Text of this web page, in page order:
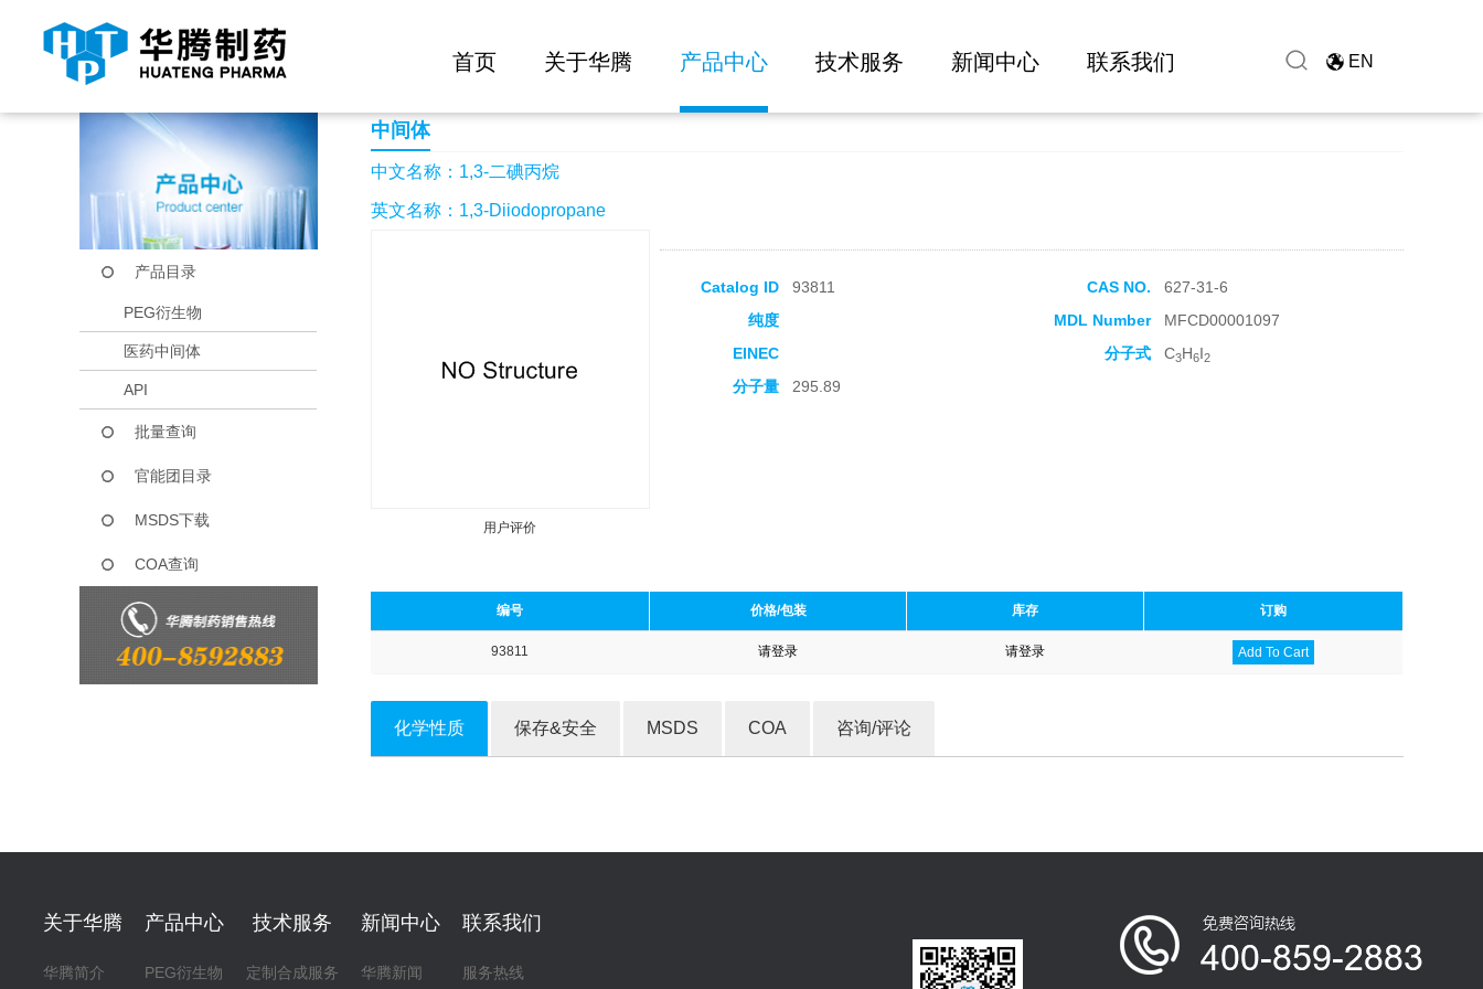
首页 关于华腾 产品中心 技术服务 新闻中心 联系我们 EN
当前位置： 首页 产品中心
产品目录
PEG衍生物
医药中间体
API
批量查询
官能团目录
MSDS下载
COA查询
中间体
中文名称：1,3-二碘丙烷
英文名称：1,3-Diiodopropane
用户评价
Catalog ID 93811 CAS NO.
627-31-6
纯度
MDL Number
MFCD00001097
EINEC
分子式 C3H6I2
分子量 295.89
编号 价格/包装 库存 订购
93811 请登录 请登录 Add To Cart
化学性质 保存&安全 MSDS COA 咨询/评论
关于华腾
华腾简介
产品中心
PEG衍生物
技术服务
定制合成服务
新闻中心
华腾新闻
联系我们
服务热线